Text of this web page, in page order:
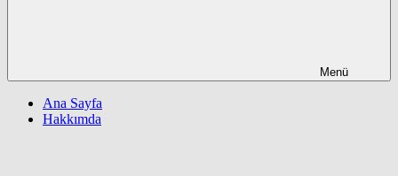
Menü
Ana Sayfa
Hakkımda